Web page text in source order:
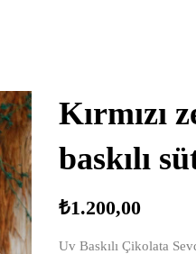
Kırmızı
baskılı
₺1.200,00
Uv Baskılı Çikolata